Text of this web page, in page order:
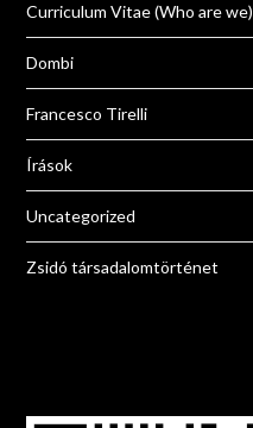
Curriculum Vitae (Who are we)
Dombi
Francesco Tirelli
Írások
Uncategorized
Zsidó társadalomtörténet